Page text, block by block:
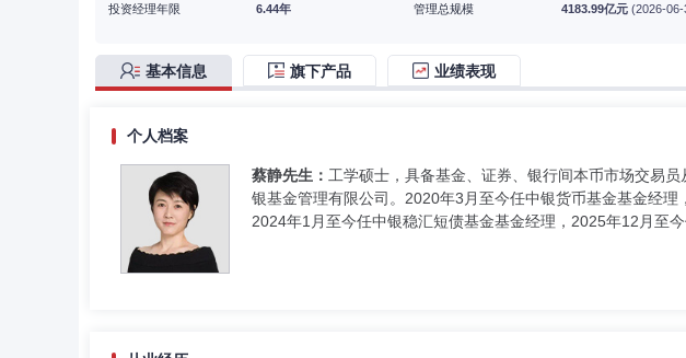
投资经理年限
6.44年
管理总规模
4183.99亿元 (2026-06-
基本信息 旗下产品 业绩表现
个人档案
蔡静先生： 工学硕士，具备基金、证券、银行间本币市场交易
银基金管理有限公司。2020年3月至今任中银货币基金基金经
2024年1月至今任中银稳汇短债基金基金经理，2025年12月至